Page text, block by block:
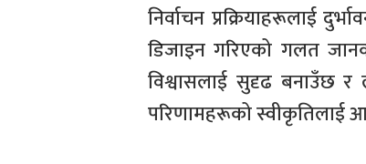
निर्वाचन प्रक्रियाहरूलाई
डिजाइन गरिएको गलत
विश्वासलाई सुदृढ बनाउँछ र
परिणामहरूको स्वीकृतिलाई